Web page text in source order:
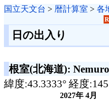
国立天文台 > 暦計算室 > 各
日の出入り
根室(北海道): Nemuro
緯度:43.3333° 経度
2027年 4月